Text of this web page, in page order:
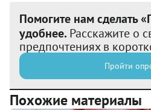
Помогите нам сделать
удобнее. Расскажите о
предпочтениях в
Пройти
Похожие материалы